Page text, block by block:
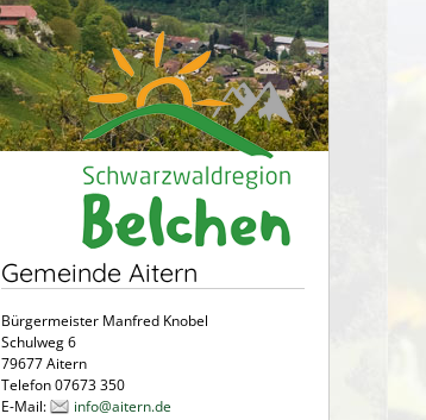
Gemeinde Aitern
Bürgermeister Manfred Knobel
Schulweg 6
79677 Aitern
Telefon 07673 350
E-Mail:
info@aitern.de